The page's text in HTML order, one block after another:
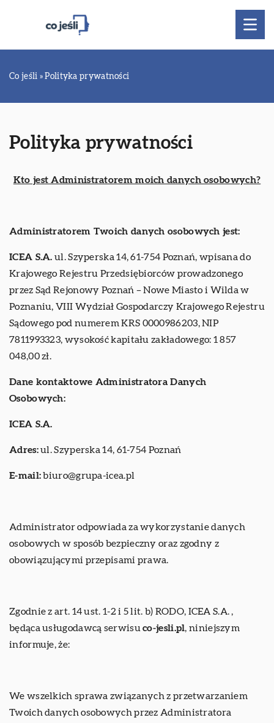
Co jeśli »Polityka prywatności
Polityka prywatności
Kto jest Administratorem moich danych osobowych?
Administratorem Twoich danych osobowych jest:
ICEA S.A. ul. Szyperska 14, 61-754 Poznań, wpisana do
Krajowego Rejestru Przedsiębiorców prowadzonego
przez Sąd Rejonowy Poznań – Nowe Miasto i Wilda w
Poznaniu, VIII Wydział Gospodarczy Krajowego Rejestru
Sądowego pod numerem KRS 0000986203, NIP
7811993323, wysokość kapitału zakładowego: 1 857
048,00 zł.
Dane kontaktowe Administratora Danych
Osobowych:
ICEA S.A.
Adres:ul. Szyperska 14, 61-754 Poznań
E-mail: biuro@grupa-icea.pl
Administrator odpowiada za wykorzystanie danych
osobowych w sposób bezpieczny oraz zgodny z
obowiązującymi przepisami prawa.
Zgodnie z art. 14 ust. 1-2 i 5 lit. b) RODO, ICEA S.A. ,
będąca usługodawcą serwisuco-jesli.pl, niniejszym
informuje, że:
We wszelkich sprawa związanych z przetwarzaniem
Twoich danych osobowych przez Administratora